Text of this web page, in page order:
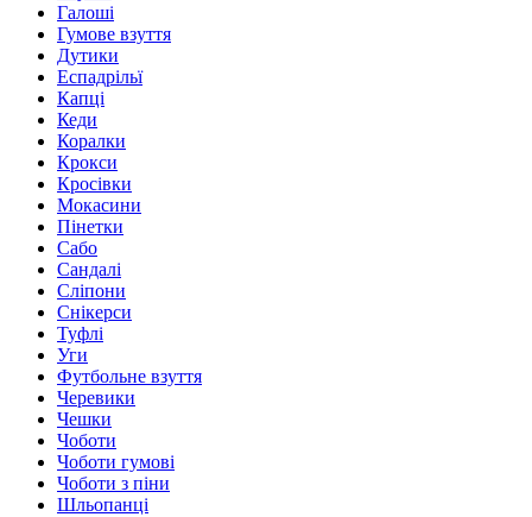
Галоші
Гумове взуття
Дутики
Еспадрільї
Капці
Кеди
Коралки
Крокси
Кросівки
Мокасини
Пінетки
Сабо
Сандалі
Сліпони
Снікерси
Туфлі
Уги
Футбольне взуття
Черевики
Чешки
Чоботи
Чоботи гумові
Чоботи з піни
Шльопанці